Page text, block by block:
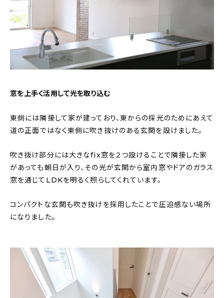
窓を上手く活用して光を取り込む
東側には隣接して家が建っており、東からの採光のためにあえて
道の正面ではなく東側に吹き抜けのある玄関を設けました。
吹き抜け部分には大きなfix窓を２つ設けることで隣接した家
があっても朝日が入り、その光が玄関から室内窓やドアのガラス
窓を通じてLDKを明るく照らしてくれています。
コンパクトな玄関も吹き抜けを採用したことで圧迫感ない場所
になりました。